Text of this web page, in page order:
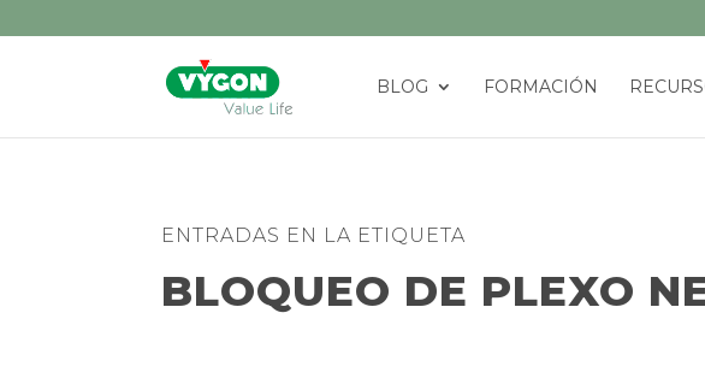
BLOG FORMACIÓN
ENTRADAS EN LA ETIQUETA
BLOQUEO DE PLEXO